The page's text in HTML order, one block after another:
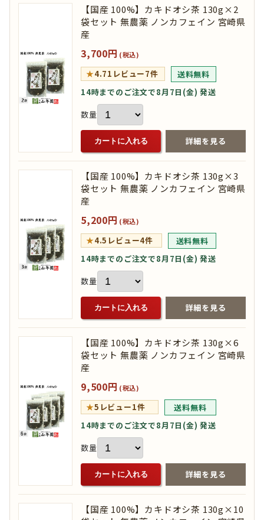
【国産 100%】カキドオシ茶 130g×2
袋セット 無農薬 ノンカフェイン 宮崎県
産
3,700円 (税込)
★4.71 レビュー7件
送料無料
14時までのご注文で8月7日(金) 発送
数量
カートに入れる 詳細を見る
【国産 100%】カキドオシ茶 130g×3
袋セット 無農薬 ノンカフェイン 宮崎県
産
5,200円 (税込)
★4.5 レビュー4件
送料無料
14時までのご注文で8月7日(金) 発送
数量
カートに入れる 詳細を見る
【国産 100%】カキドオシ茶 130g×6
袋セット 無農薬 ノンカフェイン 宮崎県
産
9,500円 (税込)
★5 レビュー1件
送料無料
14時までのご注文で8月7日(金) 発送
数量
カートに入れる 詳細を見る
【国産 100%】カキドオシ茶 130g×10